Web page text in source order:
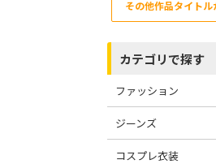
その他作品タイトル
カテゴリで探す
ファッション
ジーンズ
コスプレ衣装